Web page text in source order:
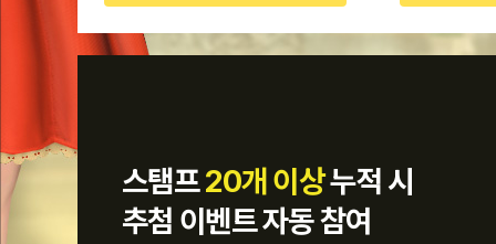
스탬프20개 이상누적 시
추첨 이벤트 자동 참여